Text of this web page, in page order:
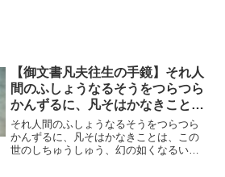
【御文書凡夫往生の手鏡】それ人
間のふしょうなるそうをつらつら
かんずるに、凡そはかなきこと
は、この世のしちゅうしゅう、幻
の如くなるいちごなり
それ人間のふしょうなるそうをつらつら
かんずるに、凡そはかなきことは、この
世のしちゅうしゅう、幻の如くなるいち